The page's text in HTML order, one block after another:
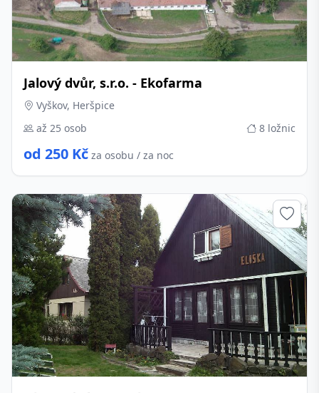
Jalový dvůr, s.r.o. - Ekofarma
Vyškov, Heršpice
až 25 osob
8 ložnic
od 250 Kč za osobu / za noc